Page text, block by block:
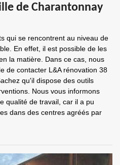
de Charantonnay
qui se rencontrent au niveau de
En effet, il est possible de les
la matière. Dans ce cas, nous
de contacter L&A rénovation 38
qu'il dispose des outils
Nous vous informons
qualité de travail, car il a pu
dans des centres agréés par